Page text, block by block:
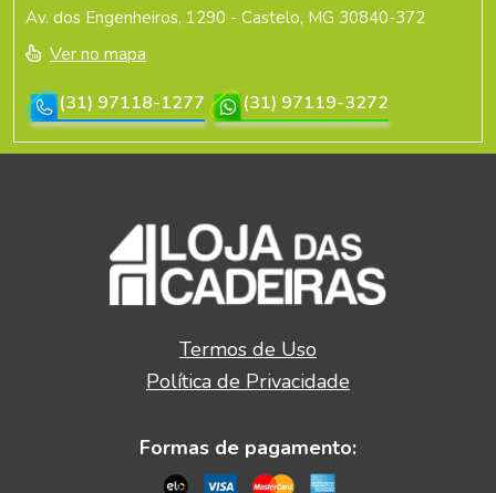
Av. dos Engenheiros, 1290 - Castelo, MG 30840-372
Ver no mapa
(31) 97118-1277
(31) 97119-3272
Termos de Uso
Política de Privacidade
Formas de pagamento: